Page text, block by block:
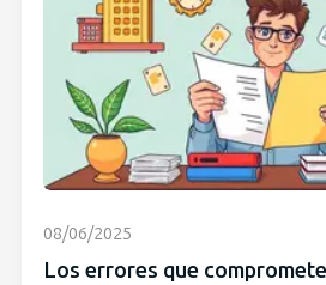
08/06/2025
Los errores que